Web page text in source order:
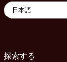
探索する